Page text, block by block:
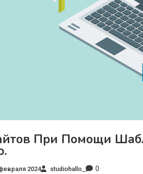
При Помощи
2024 studiohallo_ 0